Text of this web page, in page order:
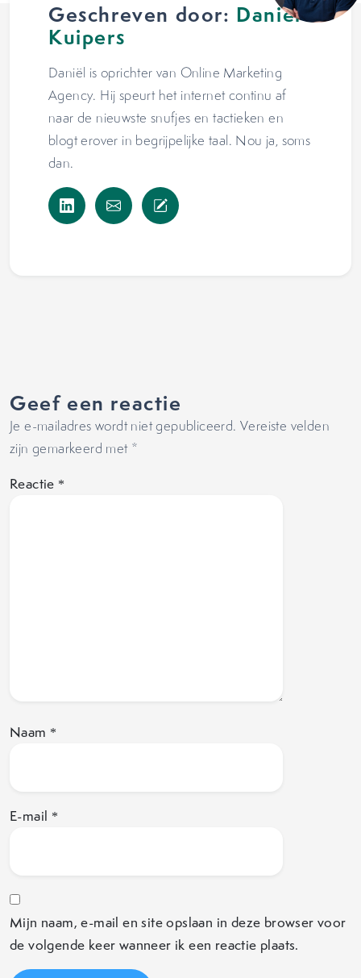
Geschreven door: Daniël
Kuipers
Daniël is oprichter van Online Marketing
Agency. Hij speurt het internet continu af
naar de nieuwste snufjes en tactieken en
blogt erover in begrijpelijke taal. Nou ja, soms
dan.
Geef een reactie
Je e-mailadres wordt niet gepubliceerd. Vereiste velden
zijn gemarkeerd met *
Reactie *
Naam *
E-mail *
Mijn naam, e-mail en site opslaan in deze browser voor
de volgende keer wanneer ik een reactie plaats.